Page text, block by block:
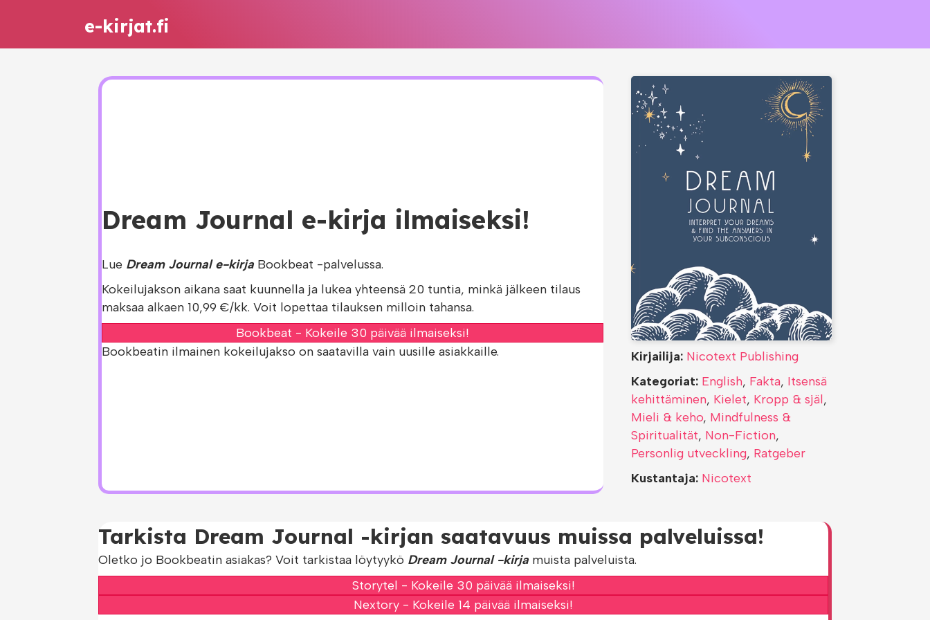
e-kirjat.fi
Dream Journal e-kirja ilmaiseksi!
Lue Dream Journal e-kirja Bookbeat -palvelussa.
Kokeilujakson aikana saat kuunnella ja lukea yhteensä 20 tuntia, minkä jälkeen tilaus
maksaa alkaen 10,99 €/kk. Voit lopettaa tilauksen milloin tahansa.
Bookbeat - Kokeile 30 päivää ilmaiseksi!
Bookbeatin ilmainen kokeilujakso on saatavilla vain uusille asiakkaille.
Kirjailija: Nicotext Publishing
Kategoriat: English, Fakta, Itsensä
kehittäminen, Kielet, Kropp & själ,
Mieli & keho, Mindfulness &
Spiritualität, Non-Fiction,
Personlig utveckling, Ratgeber
Kustantaja: Nicotext
Tarkista Dream Journal -kirjan saatavuus muissa palveluissa!
Oletko jo Bookbeatin asiakas? Voit tarkistaa löytyykö Dream Journal -kirja muista palveluista.
Storytel - Kokeile 30 päivää ilmaiseksi!
Nextory - Kokeile 14 päivää ilmaiseksi!